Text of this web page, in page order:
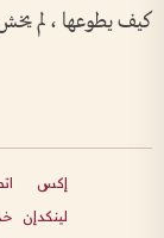
كيف يطوعها ، لم
إكس
لينكدإن